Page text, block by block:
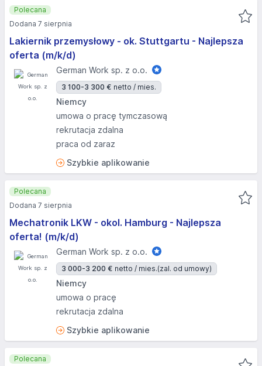
Lakiernik przemysłowy - ok. Stuttgartu - Najlepsza
oferta (m/k/d)
German Work sp. z o.o.
3 100-3 300 € netto / mies.
Niemcy
umowa o pracę tymczasową
rekrutacja zdalna
praca od zaraz
Szybkie aplikowanie
Polecana
Dodana 7 sierpnia
Mechatronik LKW - okol. Hamburg - Najlepsza
oferta! (m/k/d)
German Work sp. z o.o.
3 000-3 200 € netto / mies.(zal. od umowy)
Niemcy
umowa o pracę
rekrutacja zdalna
Szybkie aplikowanie
Polecana
Dodana 7 sierpnia
Polecana